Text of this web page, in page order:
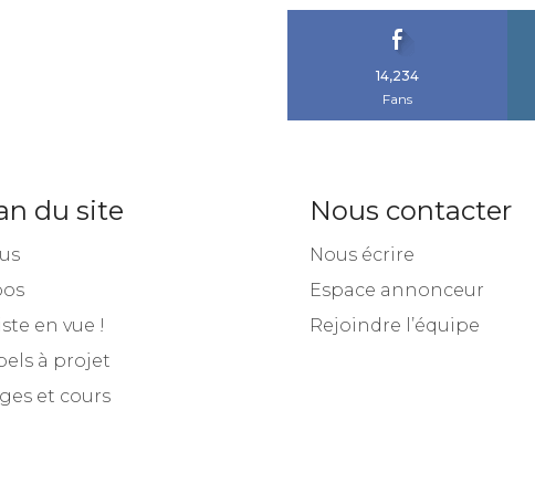
14,234
Fans
du site
en vue !
à projet
et cours
Nous contacter
Nous écrire
Espace annonceur
Rejoindre l’équipe